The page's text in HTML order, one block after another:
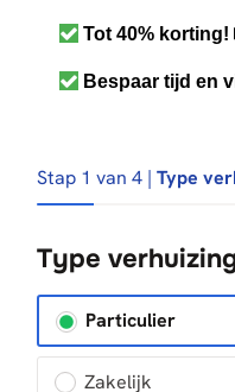
Tot 40% korting!
Bespaar tijd en